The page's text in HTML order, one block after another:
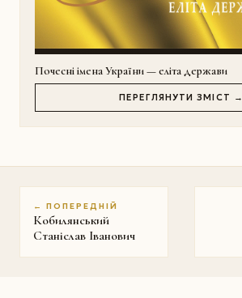
Почесні імена України — еліта держави
ПЕРЕГЛЯНУТИ ЗМІСТ →
← ПОПЕРЕДНІЙ
Кобилянський
Станіслав Іванович